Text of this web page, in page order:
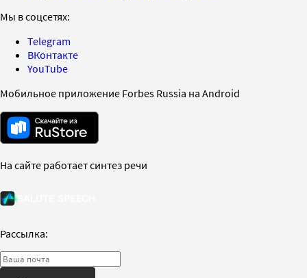
Мы в соцсетях:
Telegram
ВКонтакте
YouTube
Мобильное приложение Forbes Russia на Android
На сайте работает синтез речи
Рассылка: